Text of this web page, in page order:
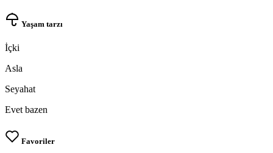
Yaşam tarzı
İçki
Asla
Seyahat
Evet bazen
Favoriler